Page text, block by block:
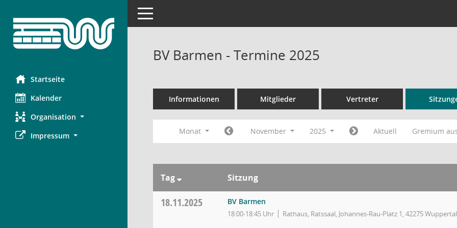
Startseite
Kalender
Organisation
Impressum
Toggle navigation
BV Barmen - Termine 2025
Informationen Mitglieder Vertreter
Monat November 2025 Aktuell Gremium
Tag Sitzung
18.11.2025 BV Barmen
18:00-18:45 Uhr Rathaus, Ratssaal, Johannes-Rau-Platz 1, 42275 Wuppertal